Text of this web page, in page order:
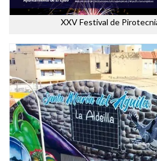
XXV Festival de